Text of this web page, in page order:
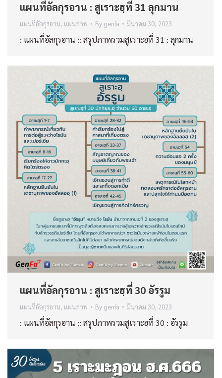
แผนที่อัลกุรอาน : สูเราะฮฺที่ 31 ลุกมาน
แผนที่อัลกุรอาน, แผนภาพ By genfa มีนาคม 30, 2023
: แผนที่อัลกุรอาน :: สรุปภาพรวมสูเราะฮฺที่ 31 : ลุกมาน
แผนที่อัลกุรอาน : สูเราะฮฺที่ 30 อัรรูม
แผนที่อัลกุรอาน, แผนภาพ By genfa มีนาคม 30, 2023
: แผนที่อัลกุรอาน :: สรุปภาพรวมสูเราะฮฺที่ 30 : อัรรูม